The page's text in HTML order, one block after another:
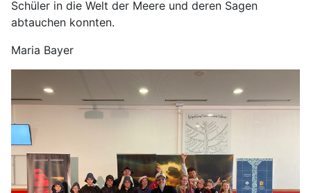
Schüler in die Welt der Meere und deren Sagen
abtauchen konnten.
Maria Bayer